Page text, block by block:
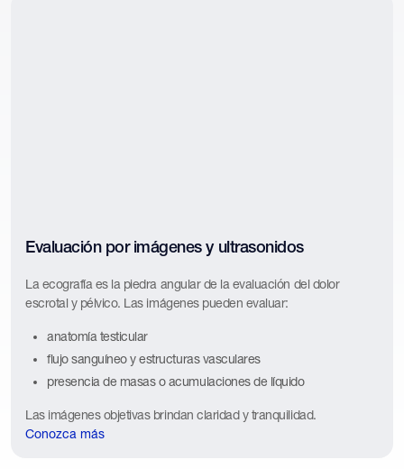
Evaluación por imágenes y ultrasonidos
La ecografía es la piedra angular de la evaluación del dolor
escrotal y pélvico. Las imágenes pueden evaluar:
anatomía testicular
flujo sanguíneo y estructuras vasculares
presencia de masas o acumulaciones de líquido
Las imágenes objetivas brindan claridad y tranquilidad.
Conozca más